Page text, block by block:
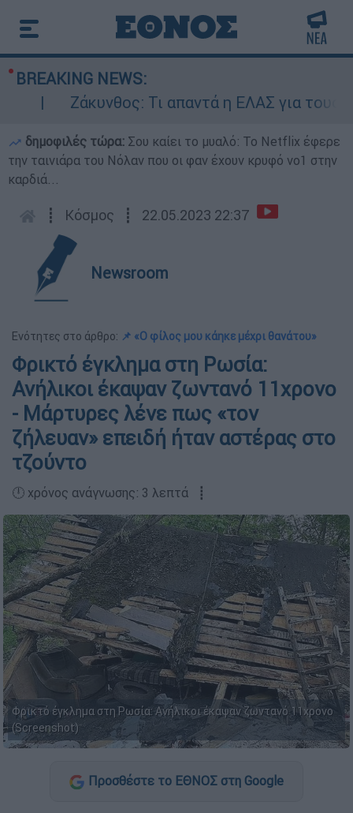
BREAKING NEWS:
Ζάκυνθος: Τι απαντά η ΕΛΑΣ για τους 8
δημοφιλές τώρα: Σου καίει το μυαλό: Το Netflix έφερε
την ταινιάρα του Νόλαν που οι φαν έχουν κρυφό νο1 στην
καρδιά...
┋ Κόσμος ┋ 22.05.2023 22:37
Newsroom
Ενότητες στο άρθρο: 📌 «Ο φίλος μου κάηκε μέχρι θανάτου»
Φρικτό έγκλημα στη Ρωσία:
Ανήλικοι έκαψαν ζωντανό 11χρονο
- Μάρτυρες λένε πως «τον
ζήλευαν» επειδή ήταν αστέρας στο
τζούντο
🕛 χρόνος ανάγνωσης: 3 λεπτά ┋
Φρικτό έγκλημα στη Ρωσία: Ανήλικοι έκαψαν ζωντανό 11χρονο
(Screenshot)
Προσθέστε το ΕΘΝΟΣ στη Google